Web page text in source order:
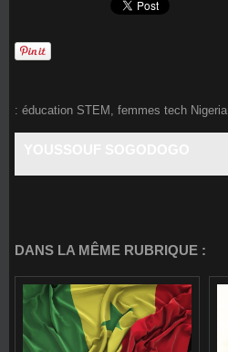
: éducation STEM femmes tech Nigeria
DANS LA MÊME RUBRIQUE :